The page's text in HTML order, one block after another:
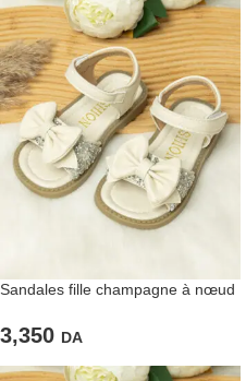
Sandales fille champagne à nœud
3,350 DA